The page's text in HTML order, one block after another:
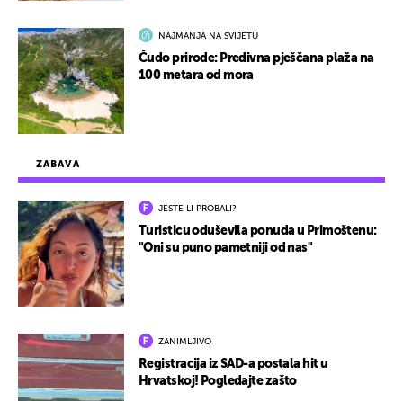
ZABAVA
JESTE LI PROBALI?
Turisticu oduševila ponuda u Primoštenu:
"Oni su puno pametniji od nas"
ZANIMLJIVO
Registracija iz SAD-a postala hit u
Hrvatskoj! Pogledajte zašto
NAJMANJA NA SVIJETU
Čudo prirode: Predivna pješčana plaža na
100 metara od mora